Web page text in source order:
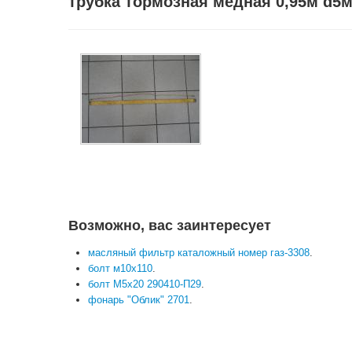
Возможно, вас заинтересует
масляный фильтр каталожный номер газ-3308.
болт м10х110.
болт М5х20 290410-П29.
фонарь "Облик" 2701.